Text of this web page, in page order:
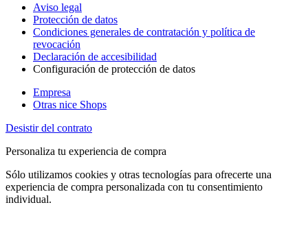
Aviso legal
Protección de datos
Condiciones generales de contratación y política de
revocación
Declaración de accesibilidad
Configuración de protección de datos
Empresa
Otras nice Shops
Desistir del contrato
Personaliza tu experiencia de compra
Sólo utilizamos cookies y otras tecnologías para ofrecerte una
experiencia de compra personalizada con tu consentimiento
individual.